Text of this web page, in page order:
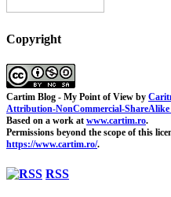
Copyright
Cartim Blog - My Point of View by
Attribution-NonCommercial-ShareAlike
Based on a work at www.cartim.ro.
Permissions beyond the scope of this
https://www.cartim.ro/.
RSS